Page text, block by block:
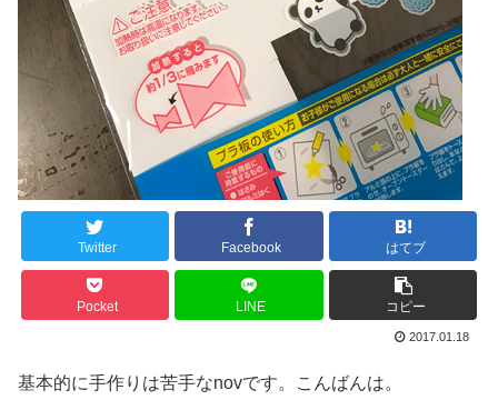
Twitter Facebook はてブ
Pocket LINE コピー
2017.01.18
基本的に手作りは苦手なnovです。こんばんは。